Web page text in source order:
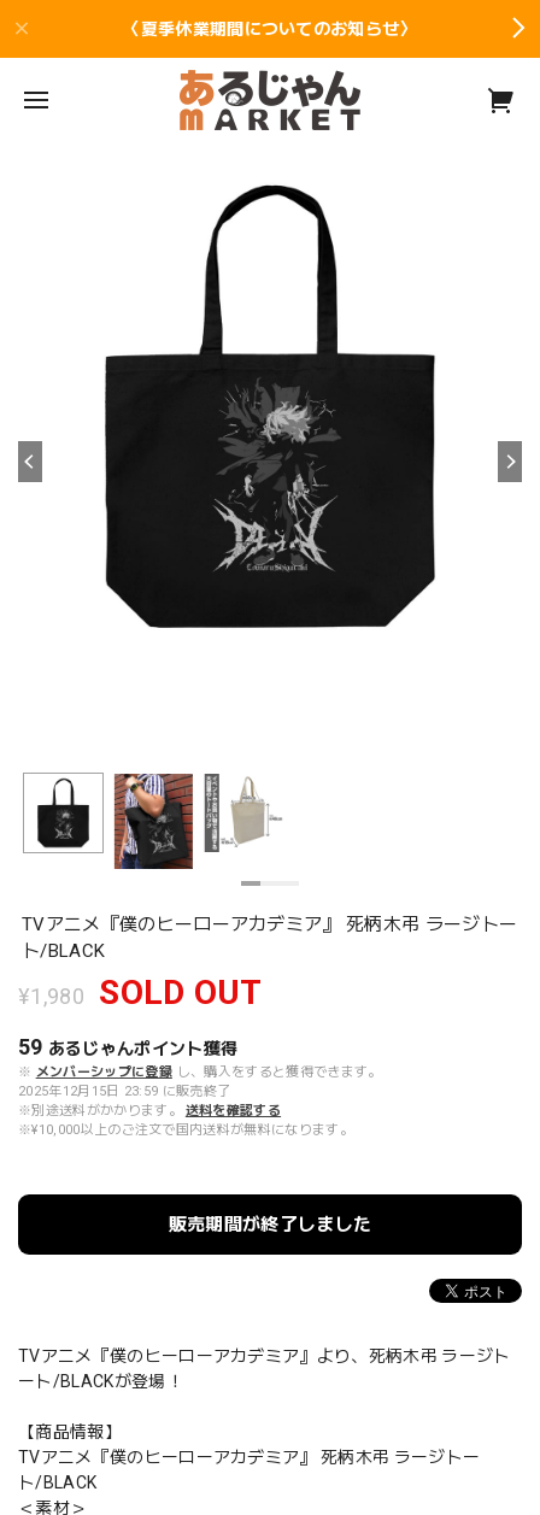
〈夏季休業期間についてのお知らせ〉
TVアニメ『僕のヒーローアカデミア』 死柄木弔 ラージトー
ト/BLACK
¥1,980 SOLD OUT
59 あるじゃんポイント獲得
※ メンバーシップに登録 し、購入をすると獲得できます。
2025年12月15日 23:59 に販売終了
※別途送料がかかります。
送料を確認する
※¥10,000以上のご注文で国内送料が無料になります。
販売期間が終了しました
TVアニメ『僕のヒーローアカデミア』より、死柄木弔 ラージト
ート/BLACKが登場！
【商品情報】
TVアニメ『僕のヒーローアカデミア』 死柄木弔 ラージトー
ト/BLACK
＜素材＞